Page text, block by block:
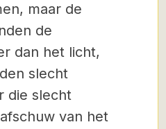
maar de
de
dan het licht,
slecht
die slecht
van het